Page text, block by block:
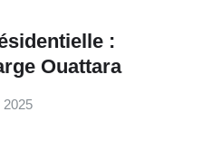
:
Ouattara
2025